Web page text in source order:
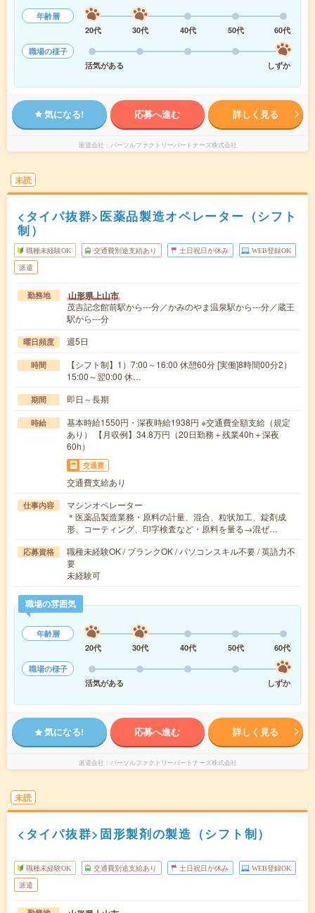
年齢層
20代
30代 40代 50代
60代
職場の様子
活気がある
しずか
気になる! 応募へ進む 詳しく見る
派遣会社 パーソルファクトリーパートナーズ株式会社
未読
<タイパ抜群>医薬品製造オペレーター（シフト
制）
職種未経験OK 交通費別途支給あり 土日祝日が休み WEB登録OK
派遣
勤務地 山形県上山市
茂吉記念館前駅から---分／かみのやま温泉駅から---分／蔵王
駅から---分
曜日頻度 週5日
時間
【シフト制】1）7:00～16:00 休憩60分 [実働]8時間00分2）
15:00～翌0:00 休…
期間 即日～長期
時給
基本時給1550円・深夜時給1938円 ※交通費全額支給（規定
あり） 【月収例】34.8万円（20日勤務＋残業40h＋深夜
60h）
交通費
交通費支給あり
仕事内容
マシンオペレーター
＊医薬品製造業務・原料の計量、混合、粒状加工、錠剤成
形、コーティング、印字検査など・原料を量る→混ぜ…
応募資格
職種未経験OK / ブランクOK / パソコンスキル不要 / 英語力不
要
未経験可
職場の雰囲気
年齢層
20代
30代 40代 50代
60代
職場の様子
活気がある
しずか
気になる! 応募へ進む 詳しく見る
派遣会社 パーソルファクトリーパートナーズ株式会社
未読
<タイパ抜群>固形製剤の製造（シフト制）
職種未経験OK 交通費別途支給あり 土日祝日が休み WEB登録OK
派遣